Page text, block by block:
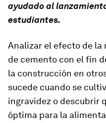
ayudado al
estudiantes.
Analizar el efecto de la
de cemento con el fin
la construcción en
sucede cuando se
ingravidez o descubrir
óptima para la